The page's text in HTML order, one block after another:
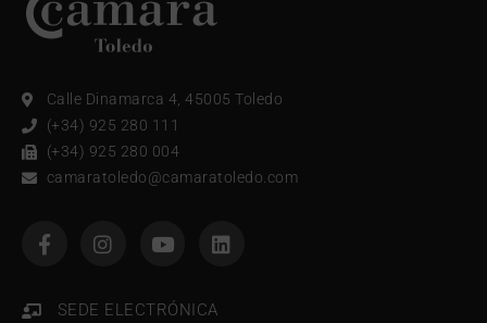
Calle Dinamarca 4, 45005 Toledo
(+34) 925 280 111
(+34) 925 280 004
camaratoledo@camaratoledo.com
SEDE ELECTRÓNICA